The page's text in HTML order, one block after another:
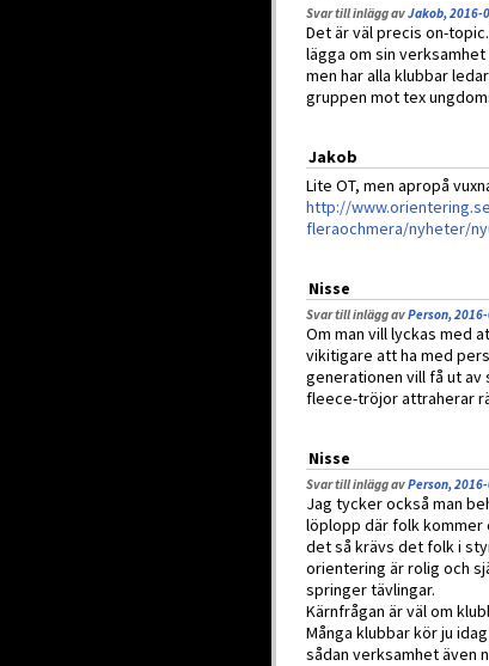
Svar till inlägg avJakob, 2016-
Det är väl precis on-
lägga om sin
men har alla klubbar
gruppen mot tex
Jakob
Lite OT, men apropå
http://
fleraochmera/nyheter/
Nisse
Svar till inlägg avPerson,
Om man vill lyckas med
vikitigare att ha med
generationen vill få ut
fleece-tröjor attraherar
Nisse
Svar till inlägg avPerson,
Jag tycker också man
löplopp där folk kommer
det så krävs det folk i
orientering är rolig och
springer tävlingar.
Kärnfrågan är väl om
Många klubbar kör ju
sådan verksamhet även